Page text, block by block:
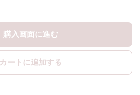
購入画面に進む
カートに追加する